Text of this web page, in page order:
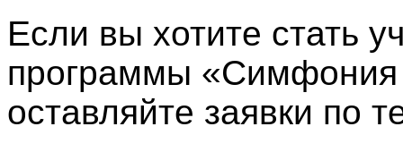
Если вы хотите стать
программы
оставляйте заявки по